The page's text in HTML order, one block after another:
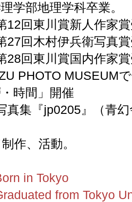
学部地理学科卒業。
12回東川賞新人作家
27回木村伊兵衛写真
28回東川賞国内作家
PHOTO MUSEUM
時間」開催
真集『jp0205』（青
作、活動。
in Tokyo
from Tokyo